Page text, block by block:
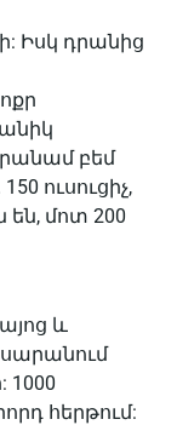
Իսկ դրանից
բեմ
ուսուցիչ,
են, մոտ 200
և
1000
հերթում: